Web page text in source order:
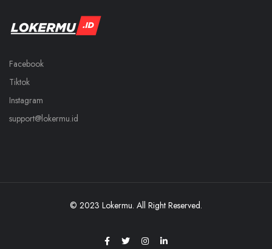
Facebook
Tiktok
Instagram
support@lokermu.id
© 2023 Lokermu. All Right Reserved.